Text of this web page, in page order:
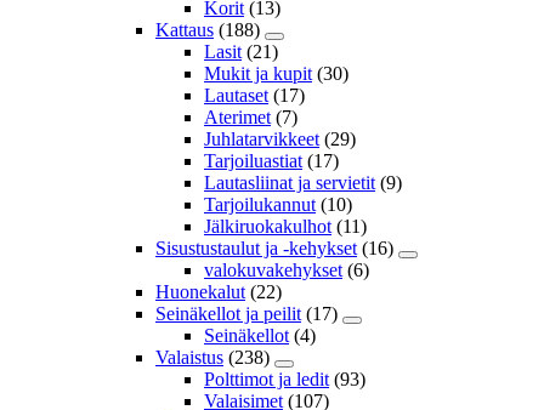
Korit (13)
Kattaus (188)
Lasit (21)
Mukit ja kupit (30)
Lautaset (17)
Aterimet (7)
Juhlatarvikkeet (29)
Tarjoiluastiat (17)
Lautasliinat ja servietit (9)
Tarjoilukannut (10)
Jälkiruokakulhot (11)
Sisustustaulut ja -kehykset (16)
valokuvakehykset (6)
Huonekalut (22)
Seinäkellot ja peilit (17)
Seinäkellot (4)
Valaistus (238)
Polttimot ja ledit (93)
Valaisimet (107)